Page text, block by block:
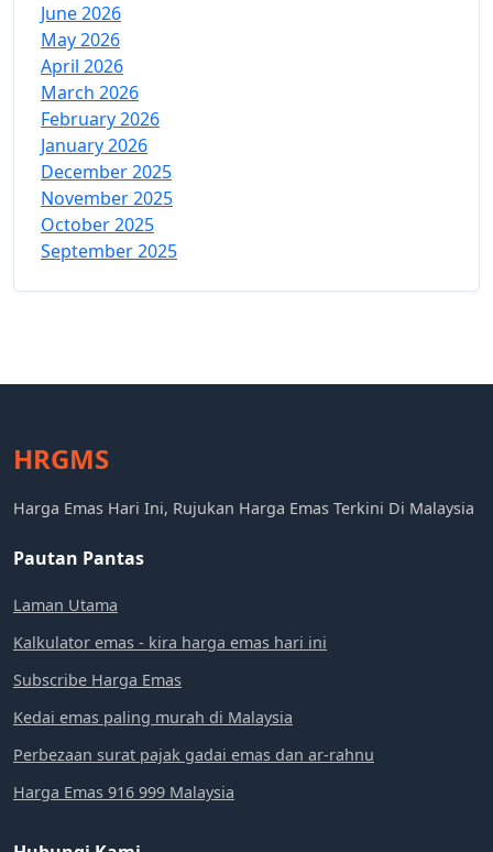
June 2026
May 2026
April 2026
March 2026
February 2026
January 2026
December 2025
November 2025
October 2025
September 2025
HRGMS
Harga Emas Hari Ini, Rujukan Harga Emas Terkini Di Malaysia
Pautan Pantas
Laman Utama
Kalkulator emas - kira harga emas hari ini
Subscribe Harga Emas
Kedai emas paling murah di Malaysia
Perbezaan surat pajak gadai emas dan ar-rahnu
Harga Emas 916 999 Malaysia